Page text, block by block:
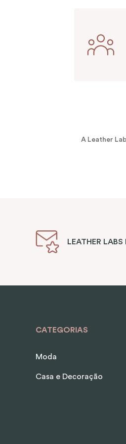
A Leather
LEATHER LABS
CATEGORIAS
Moda
Casa e Decoração